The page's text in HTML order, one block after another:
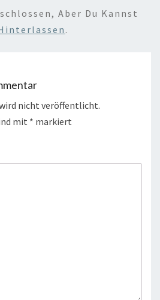
Aber Du Kannst
.
nicht veröffentlicht.
mit * markiert